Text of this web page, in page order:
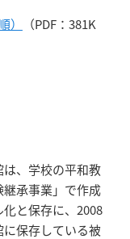
）
（PDF：381K
、学校の平和教
承事業」で作成
と保存に、2008
保存している被